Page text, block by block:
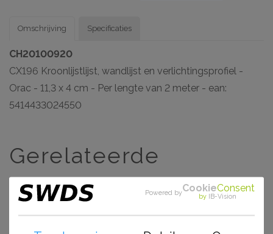
Omschrijving
CH20100920
CX196 Kroonlijstlijst, wandlijst en verlichtingsprofiel -
Orac - 11,3 x 4 cm - Per lengte van 2 meter - ean:
5414433024550
Specificaties
Gerelateerde
artikelen
Powered byCookieConsent
by IB-Vision